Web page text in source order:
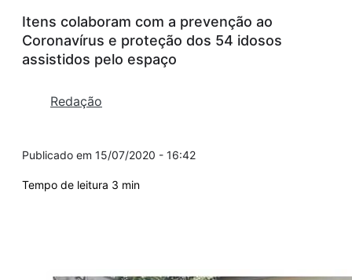
Itens colaboram com a prevenção ao
Coronavírus e proteção dos 54 idosos
assistidos pelo espaço
Redação
15/07/2020 - 16:42